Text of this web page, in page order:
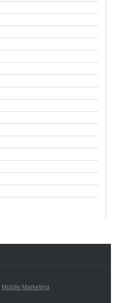
Mobile Marketing.